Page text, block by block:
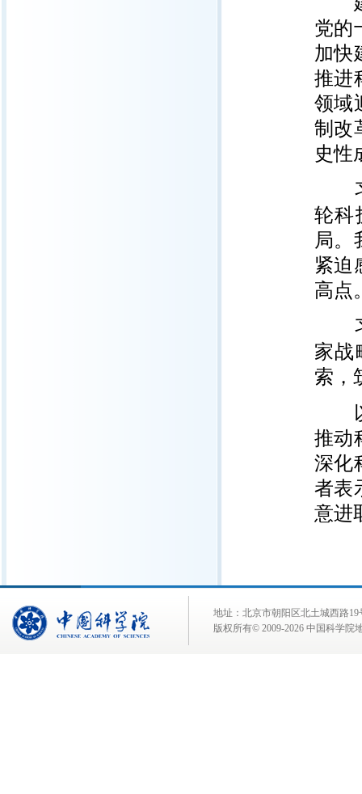
党的
加快
推进
领域
制改
史性
习
轮科
局。
紧迫
高点
习
家战
索，
以
推动
深化
者表
意进
地址：北京市朝阳区北土城西路
版权所有© 2009-2026 中国科学院